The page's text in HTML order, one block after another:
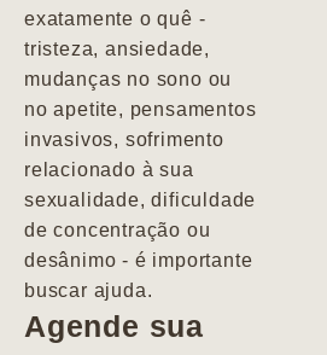
exatamente o quê -
tristeza, ansiedade,
mudanças no sono ou
no apetite, pensamentos
invasivos, sofrimento
relacionado à sua
sexualidade, dificuldade
de concentração ou
desânimo - é importante
buscar ajuda.
Agende sua